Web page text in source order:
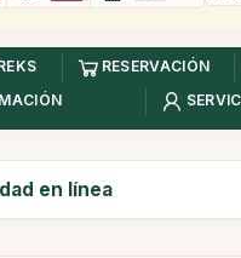
RESERVACIÓN
en línea